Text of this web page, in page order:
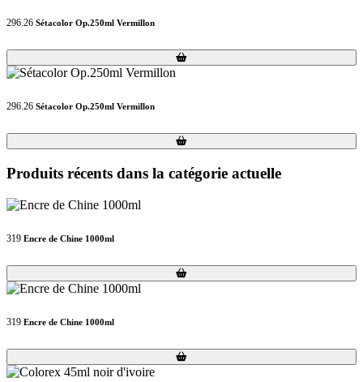
296.26 Sétacolor Op.250ml Vermillon
Loading...
Loading...
296.26 Sétacolor Op.250ml Vermillon
Loading...
Loading...
Produits récents dans la catégorie actuelle
319 Encre de Chine 1000ml
Loading...
Loading...
319 Encre de Chine 1000ml
Loading...
Loading...